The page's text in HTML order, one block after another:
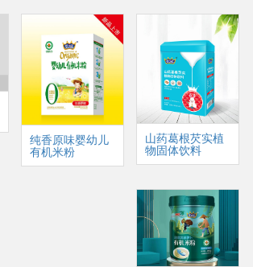
纯香原味婴幼儿
有机米粉
山药葛根芡实植
物固体饮料